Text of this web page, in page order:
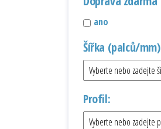
ano
Šířka (palců/mm)
Profil: